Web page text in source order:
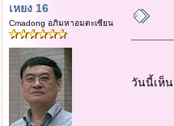
เหยง 16
Cmadong อภิมหาอมตะเซียน
วันนี้เห็